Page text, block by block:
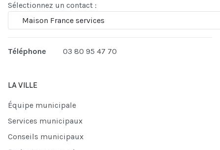
Sélectionnez un contact :
Téléphone 03 80 95 47 70
LA VILLE
Équipe municipale
Services municipaux
Conseils municipaux